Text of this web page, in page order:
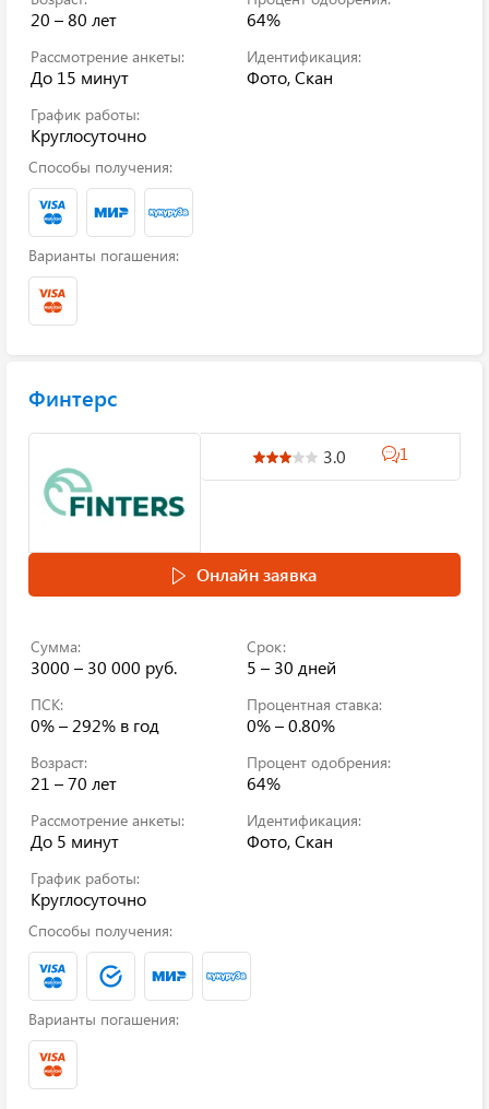
20 – 80 лет 64%
Рассмотрение анкеты:
До 15 минут
Идентификация:
Фото, Скан
График работы:
Круглосуточно
Способы получения:
Варианты погашения:
Финтерс
3.0 1
Онлайн заявка
Сумма:
3000 – 30 000 руб.
Срок:
5 – 30 дней
ПСК:
0% – 292% в год
Процентная ставка:
0% – 0.80%
Возраст:
21 – 70 лет
Процент одобрения:
64%
Рассмотрение анкеты:
До 5 минут
Идентификация:
Фото, Скан
График работы:
Круглосуточно
Способы получения:
Варианты погашения: